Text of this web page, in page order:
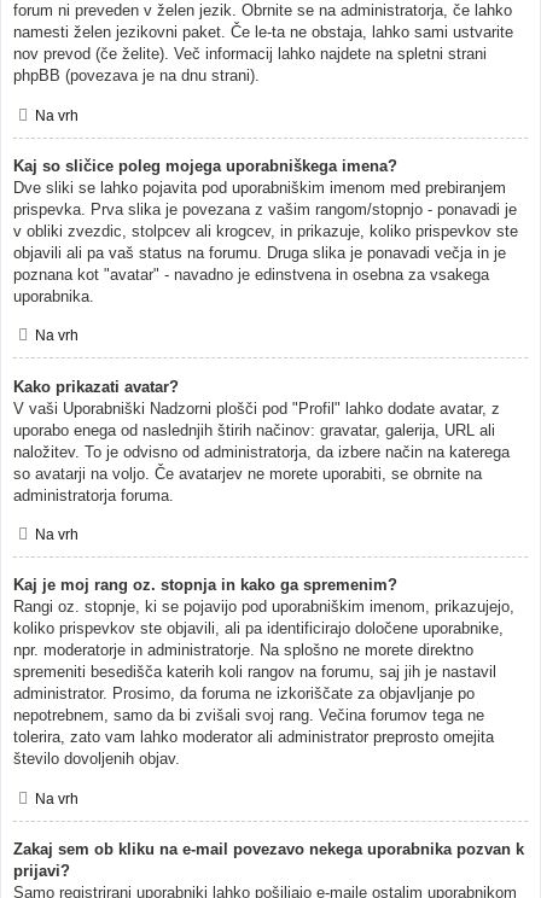
forum ni preveden v želen jezik. Obrnite se na administratorja, če lahko
namesti želen jezikovni paket. Če le-ta ne obstaja, lahko sami ustvarite
nov prevod (če želite). Več informacij lahko najdete na spletni strani
phpBB (povezava je na dnu strani).
Na vrh
Kaj so sličice poleg mojega uporabniškega imena?
Dve sliki se lahko pojavita pod uporabniškim imenom med prebiranjem
prispevka. Prva slika je povezana z vašim rangom/stopnjo - ponavadi je
v obliki zvezdic, stolpcev ali krogcev, in prikazuje, koliko prispevkov ste
objavili ali pa vaš status na forumu. Druga slika je ponavadi večja in je
poznana kot "avatar" - navadno je edinstvena in osebna za vsakega
uporabnika.
Na vrh
Kako prikazati avatar?
V vaši Uporabniški Nadzorni plošči pod "Profil" lahko dodate avatar, z
uporabo enega od naslednjih štirih načinov: gravatar, galerija, URL ali
naložitev. To je odvisno od administratorja, da izbere način na katerega
so avatarji na voljo. Če avatarjev ne morete uporabiti, se obrnite na
administratorja foruma.
Na vrh
Kaj je moj rang oz. stopnja in kako ga spremenim?
Rangi oz. stopnje, ki se pojavijo pod uporabniškim imenom, prikazujejo,
koliko prispevkov ste objavili, ali pa identificirajo določene uporabnike,
npr. moderatorje in administratorje. Na splošno ne morete direktno
spremeniti besedišča katerih koli rangov na forumu, saj jih je nastavil
administrator. Prosimo, da foruma ne izkoriščate za objavljanje po
nepotrebnem, samo da bi zvišali svoj rang. Večina forumov tega ne
tolerira, zato vam lahko moderator ali administrator preprosto omejita
število dovoljenih objav.
Na vrh
Zakaj sem ob kliku na e-mail povezavo nekega uporabnika pozvan k
prijavi?
Samo registrirani uporabniki lahko pošiljajo e-maile ostalim uporabnikom